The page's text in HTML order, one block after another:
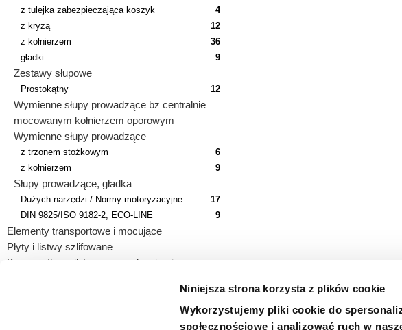
Niniejsza strona korzysta z plików cookie
Wykorzystujemy pliki cookie do
społecznościowe i analizować ruch w
z tulejka zabezpieczająca koszyk
4
z kryzą
12
z kołnierzem
36
gładki
9
Zestawy słupowe
Prostokątny 12
Wymienne słupy prowadzące bz centralnie
mocowanym kołnierzem oporowym
Wymienne słupy prowadzące
z trzonem stożkowym
6
z kołnierzem
9
Słupy prowadzące, gładka
Dużych narzędzi / Normy motoryzacyjne
17
DIN 9825/ISO 9182-2, ECO-LINE
9
Elementy transportowe i mocujące
Płyty i listwy szlifowane
Korpusy tłoczników z prowadzeniami